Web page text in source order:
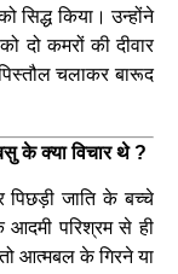
सिद्ध किया। उन्होंने
दो कमरों की दीवार
चलाकर बारूद
के क्या विचार थे ?
जाति के बच्चे
परिश्रम से ही
आत्मबल के गिरने या